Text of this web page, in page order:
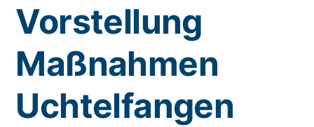
Vorstellung
Maßnahmen
Uchtelfangen